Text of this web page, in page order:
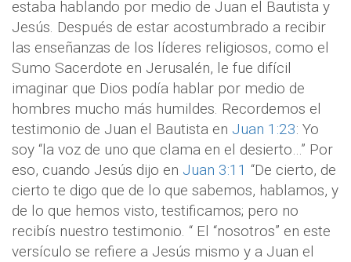
estaba hablando por medio de Juan el Bautista y
Jesús. Después de estar acostumbrado a recibir
las enseñanzas de los líderes religiosos, como el
Sumo Sacerdote en Jerusalén, le fue difícil
imaginar que Dios podía hablar por medio de
hombres mucho más humildes. Recordemos el
testimonio de Juan el Bautista en Juan 1:23: Yo
soy “la voz de uno que clama en el desierto…” Por
eso, cuando Jesús dijo en Juan 3:11 “De cierto, de
cierto te digo que de lo que sabemos, hablamos, y
de lo que hemos visto, testificamos; pero no
recibís nuestro testimonio. “ El “nosotros” en este
versículo se refiere a Jesús mismo y a Juan el